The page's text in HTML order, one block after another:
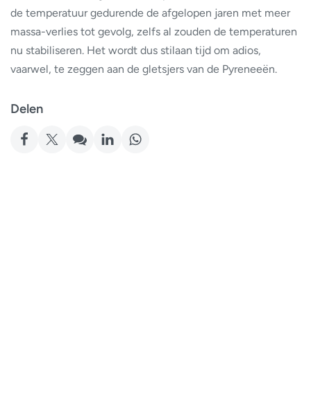
de temperatuur gedurende de afgelopen jaren met meer
massa-verlies tot gevolg, zelfs al zouden de temperaturen
nu stabiliseren. Het wordt dus stilaan tijd om adios,
vaarwel, te zeggen aan de gletsjers van de Pyreneeën.
Delen